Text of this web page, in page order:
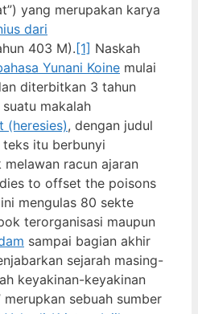
yang merupakan karya
dari
403 M).[1] Naskah
Yunani Koine mulai
diterbitkan 3 tahun
makalah
(heresies), dengan judul
itu berbunyi
racun ajaran
to offset the poisons
mengulas 80 sekte
terorganisasi maupun
sampai bagian akhir
sejarah masing-
keyakinan-keyakinan
merupkan sebuah sumber